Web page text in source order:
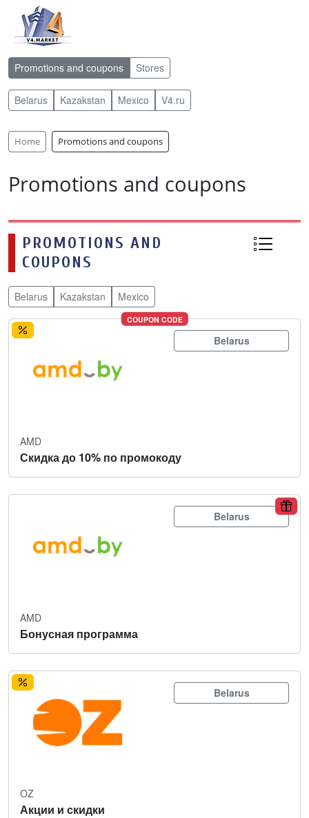
Promotions and coupons Stores
Belarus Kazakstan Mexico V4.ru
Home Promotions and coupons
Promotions and coupons
PROMOTIONS AND
COUPONS
Belarus Kazakstan Mexico
COUPON CODE
Belarus
AMD
Скидка до 10% по промокоду
Belarus
AMD
Бонусная программа
Belarus
OZ
Акции и скидки